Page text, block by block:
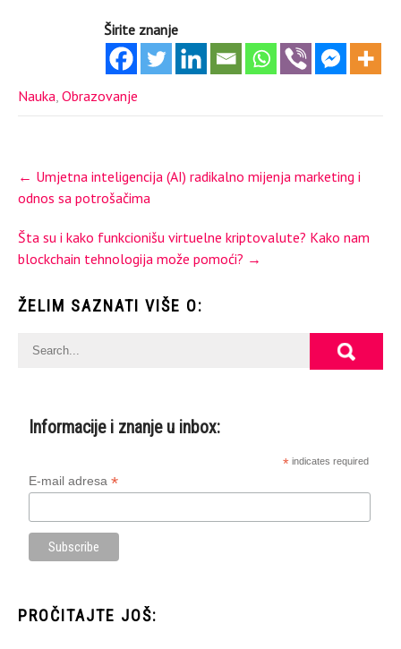
Širite znanje
Nauka, Obrazovanje
Post
navigation
← Umjetna inteligencija (AI) radikalno mijenja marketing i
odnos sa potrošačima
Šta su i kako funkcionišu virtuelne kriptovalute? Kako nam
blockchain tehnologija može pomoći? →
ŽELIM SAZNATI VIŠE O:
Informacije i znanje u inbox:
* indicates required
E-mail adresa*
PROČITAJTE JOŠ: